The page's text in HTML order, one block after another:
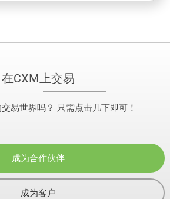
在CXM上交易
易世界吗？ 只需点击几下即可！
成为合作伙伴
成为客户